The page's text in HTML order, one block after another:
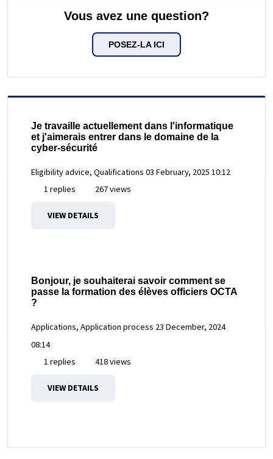
Vous avez une question?
POSEZ-LA ICI
Je travaille actuellement dans l'informatique
et j'aimerais entrer dans le domaine de la
cyber-sécurité
Eligibility advice, Qualifications 03 February, 2025 10:12
1 replies
267 views
VIEW DETAILS
Bonjour, je souhaiterai savoir comment se
passe la formation des élèves officiers OCTA
?
Applications, Application process 23 December, 2024
08:14
1 replies
418 views
VIEW DETAILS